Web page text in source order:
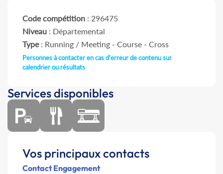
Code compétition : 296475
Niveau : Départemental
Type: Running / Meeting - Course - Cross
Personnes à contacter en cas d'erreur de contenu sur
calendrier ou résultats
Services disponibles
Vos principaux contacts
Contact Engagement